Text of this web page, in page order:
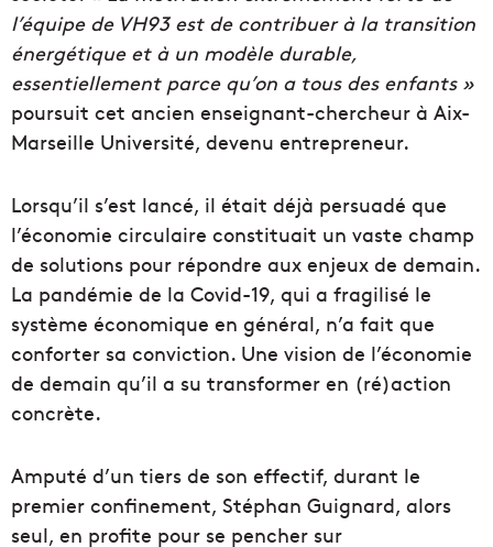
l’équipe de VH93 est de contribuer à la transition
énergétique et à un modèle durable,
essentiellement parce qu’on a tous des enfants »
poursuit cet ancien enseignant-chercheur à Aix-
Marseille Université, devenu entrepreneur.
Lorsqu’il s’est lancé, il était déjà persuadé que
l’économie circulaire constituait un vaste champ
de solutions pour répondre aux enjeux de demain.
La pandémie de la Covid-19, qui a fragilisé le
système économique en général, n’a fait que
conforter sa conviction. Une vision de l’économie
de demain qu’il a su transformer en (ré)action
concrète.
Amputé d’un tiers de son effectif, durant le
premier confinement, Stéphan Guignard, alors
seul, en profite pour se pencher sur